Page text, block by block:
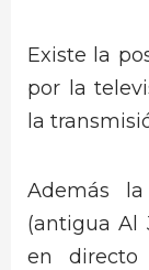
Existe la
por la
la
Además
(antigua Al
en directo